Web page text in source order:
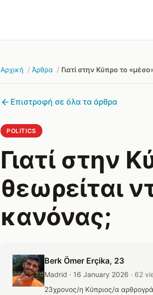
Αρχική Άρθρα Γιατί στην Κύπρο το
Επιστροφή σε όλα τα άρθρα
POLITICS
Γιατί στην
θεωρείται
κανόνας;
Berk Ömer Erçika, 23
Madrid · 16 January 2026 · 62
23χρονος/η Κύπριος/α